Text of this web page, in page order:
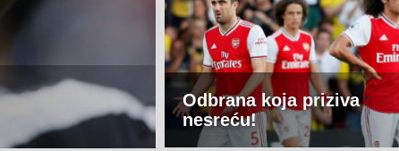
Odbrana koja priziva
nesreću!